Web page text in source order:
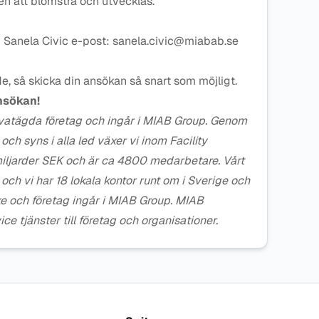
Civic e-post: sanela.civic@miabab.se
så skicka din ansökan så snart som möjligt.
företag och ingår i MIAB Group. Genom
syns i alla led växer vi inom Facility
SEK och är ca 4800 medarbetare. Vårt
vi har 18 lokala kontor runt om i Sverige och
och företag ingår i MIAB Group. MIAB
tjänster till företag och organisationer.